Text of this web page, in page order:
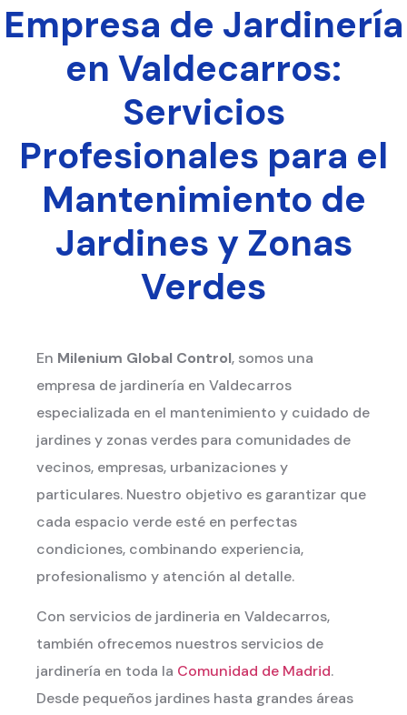
Empresa de Jardinería
en Valdecarros:
Servicios
Profesionales para el
Mantenimiento de
Jardines y Zonas
Verdes
En Milenium Global Control, somos una
empresa de jardinería en Valdecarros
especializada en el mantenimiento y cuidado de
jardines y zonas verdes para comunidades de
vecinos, empresas, urbanizaciones y
particulares. Nuestro objetivo es garantizar que
cada espacio verde esté en perfectas
condiciones, combinando experiencia,
profesionalismo y atención al detalle.
Con servicios de jardineria en Valdecarros,
también ofrecemos nuestros servicios de
jardinería en toda la Comunidad de Madrid.
Desde pequeños jardines hasta grandes áreas